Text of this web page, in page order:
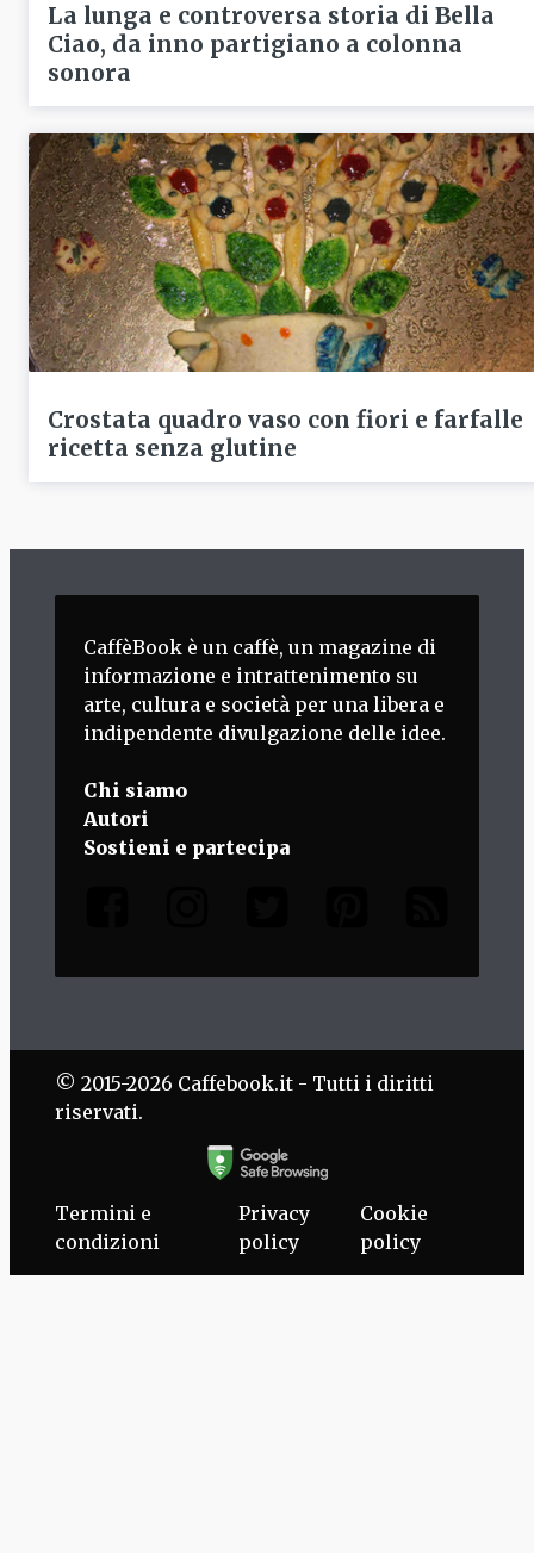
La lunga e controversa storia di Bella
Ciao, da inno partigiano a colonna
sonora
Crostata quadro vaso con fiori e farfalle
ricetta senza glutine
CaffèBook è un caffè, un magazine di
informazione e intrattenimento su
arte, cultura e società per una libera e
indipendente divulgazione delle idee.
Chi siamo
Autori
Sostieni e partecipa
© 2015-2026 Caffebook.it - Tutti i diritti
riservati.
Termini e
condizioni
Privacy
policy
Cookie
policy